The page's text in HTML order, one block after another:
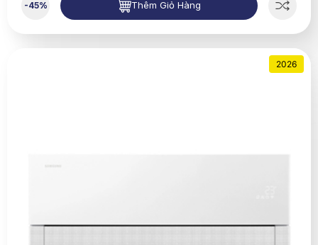
-45% Thêm Giỏ Hàng
2026